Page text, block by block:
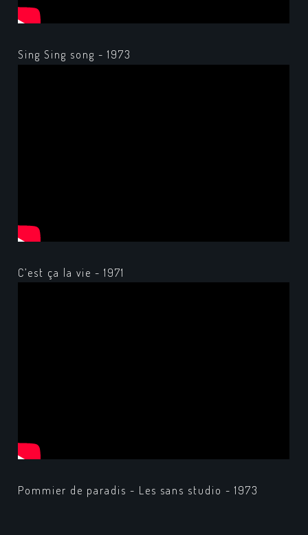
Sing Sing song - 1973
C’est ça la vie - 1971
Pommier de paradis - Les sans studio - 1973